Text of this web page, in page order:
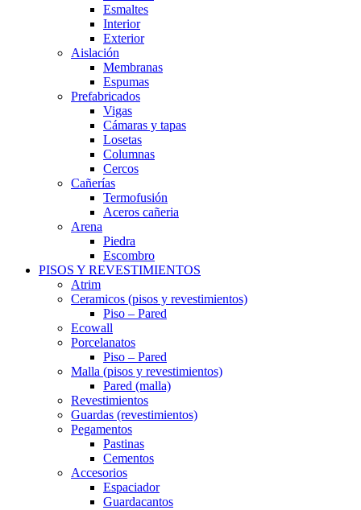
Esmaltes
Interior
Exterior
Aislación
Membranas
Espumas
Prefabricados
Vigas
Cámaras y tapas
Losetas
Columnas
Cercos
Cañerías
Termofusión
Aceros cañeria
Arena
Piedra
Escombro
PISOS Y REVESTIMIENTOS
Atrim
Ceramicos (pisos y revestimientos)
Piso – Pared
Ecowall
Porcelanatos
Piso – Pared
Malla (pisos y revestimientos)
Pared (malla)
Revestimientos
Guardas (revestimientos)
Pegamentos
Pastinas
Cementos
Accesorios
Espaciador
Guardacantos